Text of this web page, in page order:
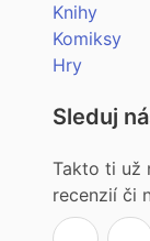
Knihy
Komiksy
Hry
Sleduj
Takto ti už
recenzií či